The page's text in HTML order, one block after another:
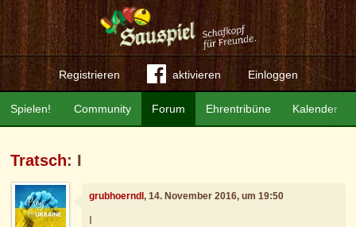
Registrieren aktivieren Einloggen
Community Forum Ehrentribüne Kalender
Spielen!
Tratsch: I
grubhoerndl, 14. November 2016, um 19:50
I